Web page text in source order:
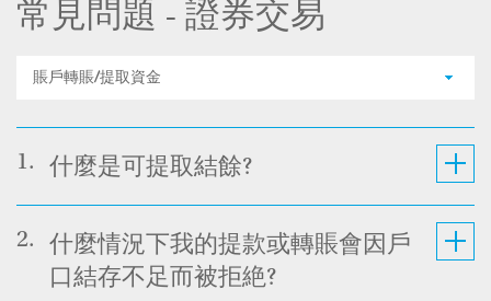
常見問題 - 證券交易
賬戶轉賬/提取資金
1. 什麼是可提取結餘?
2.
什麼情況下我的提款或轉賬會因戶
口結存不足而被拒絶?